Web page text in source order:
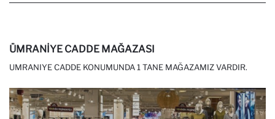
ÜMRANIYE CADDE MAĞAZASI
UMRANIYE CADDE KONUMUNDA 1 TANE MAĞAZAMIZ VARDIR.